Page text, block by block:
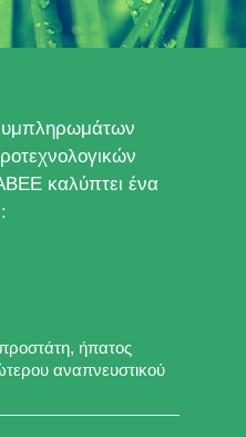
καλύπτει ένα
προστάτη, ήπατος
αναπνευστικού